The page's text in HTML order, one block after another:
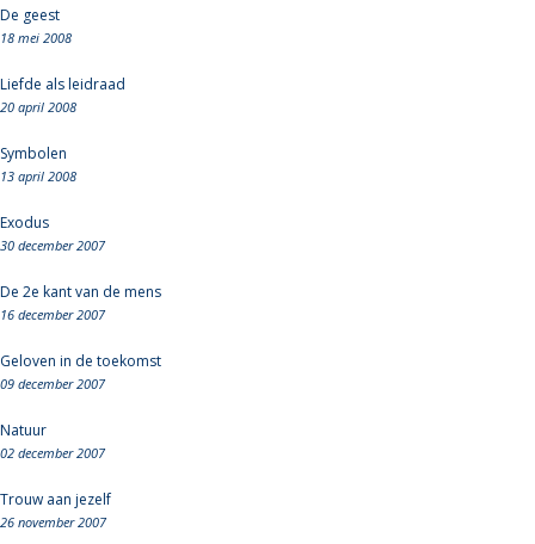
De geest
18 mei 2008
Liefde als leidraad
20 april 2008
Symbolen
13 april 2008
Exodus
30 december 2007
De 2e kant van de mens
16 december 2007
Geloven in de toekomst
09 december 2007
Natuur
02 december 2007
Trouw aan jezelf
26 november 2007